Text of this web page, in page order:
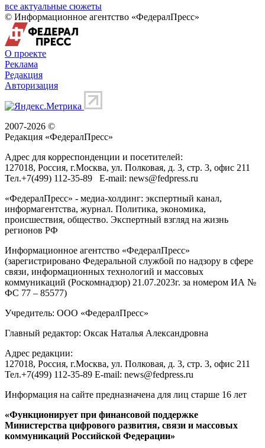
все актуальные сюжеты
© Информационное агентство «ФедералПресс»
О проекте
Реклама
Редакция
Авторизация
2007-2026 ©
Редакция «ФедералПресс»
Адрес для корреспонденции и посетителей:
127018, Россия, г.Москва, ул. Полковая, д. 3, стр. 3, офис 211
Тел.+7(499) 112-35-89 E-mail: news@fedpress.ru
«ФедералПресс» - медиа-холдинг: экспертный канал,
информагентства, журнал. Политика, экономика,
происшествия, общество. Экспертный взгляд на жизнь
регионов РФ
Информационное агентство «ФедералПресс»
(зарегистрировано Федеральной службой по надзору в сфере
связи, информационных технологий и массовых
коммуникаций (Роскомнадзор) 21.07.2023г. за номером ИА №
ФС 77 – 85577)
Учредитель: ООО «ФедералПресс»
Главный редактор: Оксак Наталья Александровна
Адрес редакции:
127018, Россия, г.Москва, ул. Полковая, д. 3, стр. 3, офис 211
Тел.+7(499) 112-35-89 E-mail: news@fedpress.ru
Информация на сайте предназначена для лиц старше 16 лет
«Функционирует при финансовой поддержке
Министерства цифрового развития, связи и массовых
коммуникаций Российской Федерации»